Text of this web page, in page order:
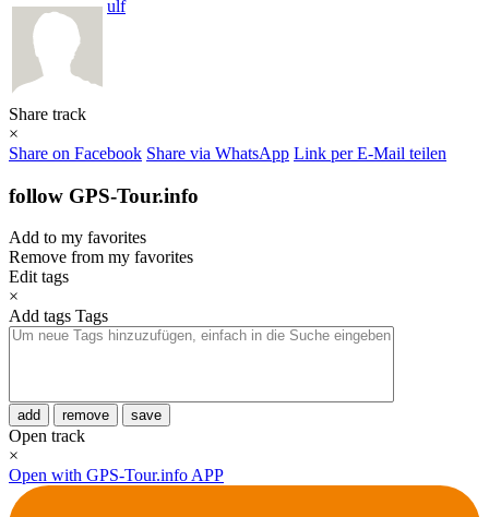
ulf
Share track
×
Share on Facebook Share via WhatsApp Link per E-Mail teilen
follow GPS-Tour.info
Add to my favorites
Remove from my favorites
Edit tags
×
Add tags Tags
add remove save
Open track
×
Open with GPS-Tour.info APP